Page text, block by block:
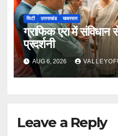
सिटी उत्तराखंड खबरसार
ग्राफिक एरा में संविधान
प्रदर्शनी
AUG 6, 2026
Leave a Reply